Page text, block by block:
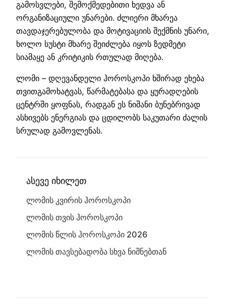
გამოსვლები, შემოქმედებითი ხედვა ან
ორგანიზაციული უნარები. ძლიერი მხარეა
თავდაჯერებულობა და მოტივაციის შექმნის უნარი,
ხოლო სუსტი მხარე შეიძლება იყოს ზედმეტი
სიამაყე ან კრიტიკის რთულად მიღება.
ლომი – დღევანდელი ჰოროსკოპი ხშირად ეხება
თვითგამოხატვას, წარმატებასა და ყურადღების
ცენტრში ყოფნას, რადგან ეს ნიშანი ბუნებრივად
ასხივებს ენერგიას და ცდილობს საკუთარი ძალის
სრულად გამოვლენას.
ასევე იხილეთ
ლომის კვირის ჰოროსკოპი
ლომის თვის ჰოროსკოპი
ლომის წლის ჰოროსკოპი 2026
ლომის თავსებადობა სხვა ნიშნებთან